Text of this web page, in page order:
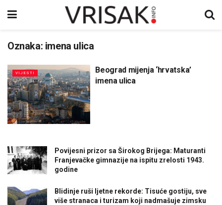
Oznaka: imena ulica
VIJESTI
Beograd mijenja ‘hrvatska’
imena ulica
Povijesni prizor sa Širokog Brijega: Maturanti
Franjevačke gimnazije na ispitu zrelosti 1943.
godine
Blidinje ruši ljetne rekorde: Tisuće gostiju, sve
više stranaca i turizam koji nadmašuje zimsku